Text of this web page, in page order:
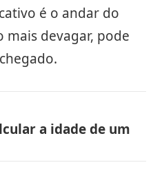
é o andar do
mais devagar, pode
a idade de um